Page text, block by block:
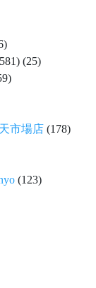
(25)
市場店 (178)
(123)